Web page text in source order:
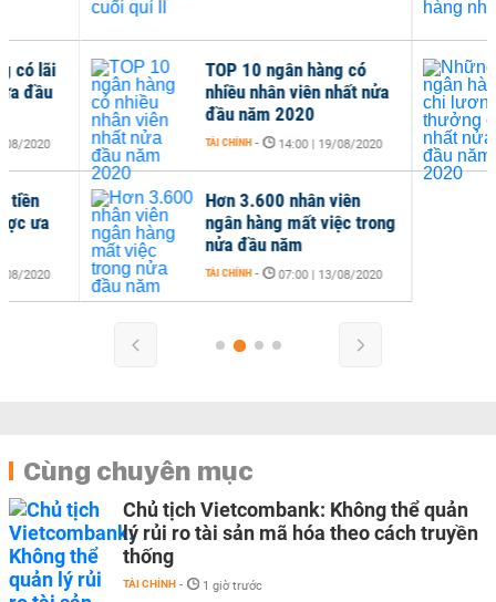
TOP 10 ngân hàng có
nhiều nhân viên nhất nửa
đầu năm 2020
TÀI CHÍNH 14:00 | 19/08/2020
TÀI
TÀI
Hơn 3.600 nhân viên
ngân hàng mất việc trong
nửa đầu năm
TÀI CHÍNH 07:00 | 13/08/2020
Cùng chuyên mục
Chủ tịch Vietcombank: Không thể quản
lý rủi ro tài sản mã hóa theo cách truyền
thống
TÀI CHÍNH - 1 giờ trước